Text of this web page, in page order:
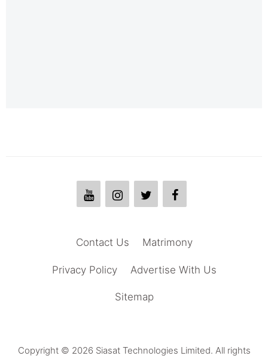
Matrimony
Contact Us
Advertise With Us
Privacy Policy
Sitemap
Copyright © 2026 Siasat Technologies Limited. All rights